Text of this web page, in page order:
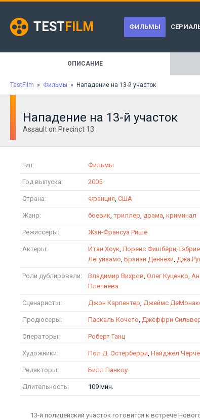
TEST FILM ФИЛЬМЫ
ОПИСАНИЕ
TestFilm » Фильмы » Нападение на 13-й участок
Нападение на 13-й участок
Assault on Precinct 13
Тип: Фильмы
Год выпуска: 2005
Страна: Франция, США
Жанр: боевик, триллер, драма, криминал
Режиссеры: Жан-Франсуа Рише
Актеры: Итан Хоук, Лоренс Фишбёрн,
Легуизамо, Брайан Деннехи, Джа
Роли дублировали: Владимир Вихров, Олег Куценко,
Плетнёва
Сценаристы: Джон Карпентер, Джеймс
Продюсеры: Паскаль Кочето, Джеффри
Операторы: Роберт Ганц
Художники: Пол Д. Остерберри, Найджел
Редакторы: Билл Панкоу
Длительность: 109 мин.
13-й полицейский участок готовится к встрече